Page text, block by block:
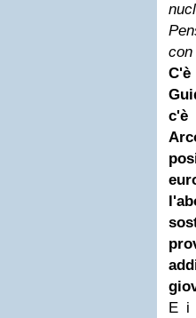
con
c'è
E i